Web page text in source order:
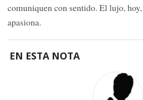
comuniquen con sentido. El lujo,
apasiona.
EN ESTA NOTA